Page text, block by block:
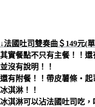
↓法國吐司雙奏曲＄149元(
其實餐點不只有主餐！！
並沒有說明！！
還有附餐！！帶皮薯條‧
冰淇淋！！
冰淇淋可以沾法國吐司吃